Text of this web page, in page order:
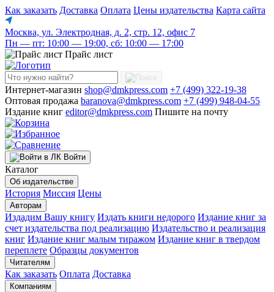
Как заказать Доставка Оплата Цены издательства Карта сайта
Москва, ул. Электродная, д. 2, стр. 12, офис 7
Пн — пт: 10:00 — 19:00, сб: 10:00 — 17:00
Прайс лист
Интернет-магазин shop@dmkpress.com +7 (499) 322-19-38
Оптовая продажа baranova@dmkpress.com +7 (499) 948-04-55
Издание книг editor@dmkpress.com Пишите на почту
Войти
Каталог
Об издательстве
История Миссия Цены
Авторам
Издадим Вашу книгу Издать книги недорого Издание книг за
счет издательства под реализацию Издательство и реализация
книг Издание книг малым тиражом Издание книг в твердом
переплете Образцы документов
Читателям
Как заказать Оплата Доставка
Компаниям